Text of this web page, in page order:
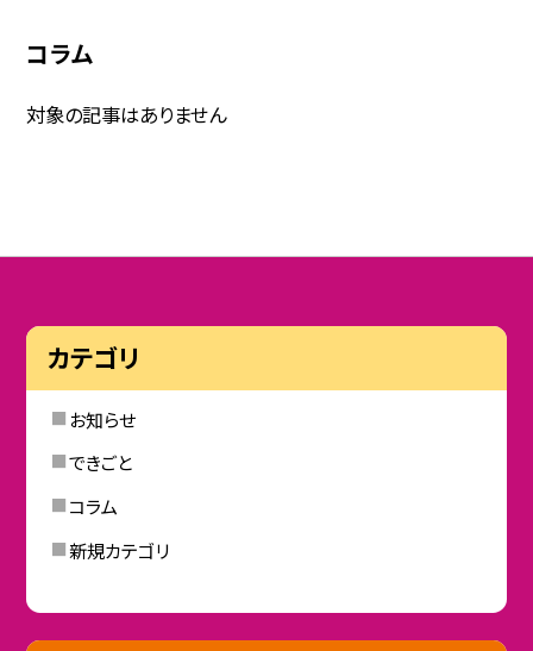
コラム
対象の記事はありません
カテゴリ
お知らせ
できごと
コラム
新規カテゴリ